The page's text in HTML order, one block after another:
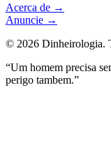
Acerca de →
Anuncie →
© 2026 Dinheirologia.
“Um homem precisa
perigo tambem.”